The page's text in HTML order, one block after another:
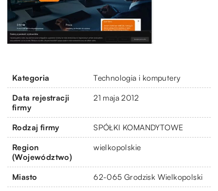
Kategoria Technologia i komputery
Data rejestracji
firmy
21 maja 2012
Rodzaj firmy SPÓŁKI KOMANDYTOWE
Region
(Województwo)
wielkopolskie
Miasto 62-065 Grodzisk Wielkopolski